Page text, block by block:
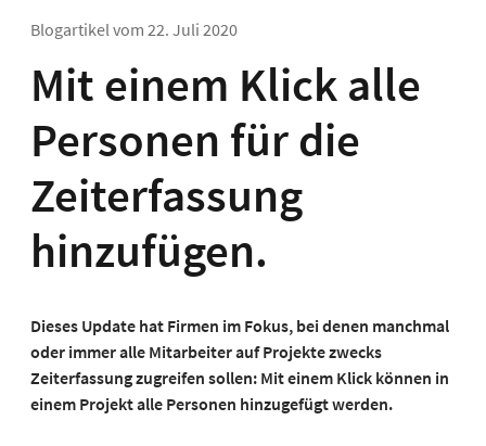
Blogartikel vom 22. Juli 2020
Mit einem Klick alle
Personen für die
Zeiterfassung
hinzufügen.
Dieses Update hat Firmen im Fokus, bei denen manchmal
oder immer alle Mitarbeiter auf Projekte zwecks
Zeiterfassung zugreifen sollen: Mit einem Klick können in
einem Projekt alle Personen hinzugefügt werden.